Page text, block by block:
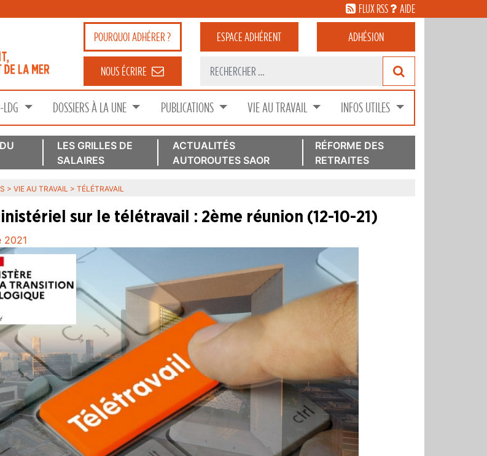
FLUX RSS AIDE
POURQUOIADHÉRER ? ESPACEADHÉRENT ADHÉSION
NOUS ÉCRIRE
LDG DOSSIERS À LA UNE PUBLICATIONS VIE AU TRAVAIL INFOS UTILES
LES GRILLES DE
SALAIRES
ACTUALITÉS
AUTOROUTES SAOR
RÉFORME DES
RETRAITES
> VIE AU TRAVAIL > TÉLÉTRAVAIL
sur le télétravail : 2ème réunion (12-10-21)
2021